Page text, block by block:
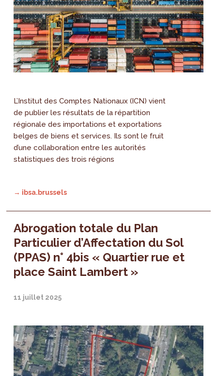
L’Institut des Comptes Nationaux (ICN) vient
de publier les résultats de la répartition
régionale des importations et exportations
belges de biens et services. Ils sont le fruit
d’une collaboration entre les autorités
statistiques des trois régions
→ ibsa.brussels
Abrogation totale du Plan
Particulier d’Affectation du Sol
(PPAS) n° 4bis « Quartier rue et
place Saint Lambert »
11 juillet 2025